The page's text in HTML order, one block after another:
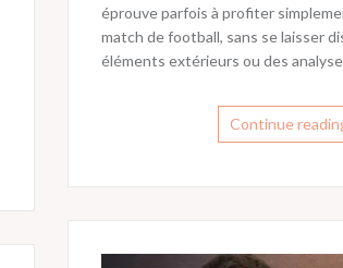
éprouve parfois à profiter
match de football, sans se laisser
éléments extérieurs ou des
Continue